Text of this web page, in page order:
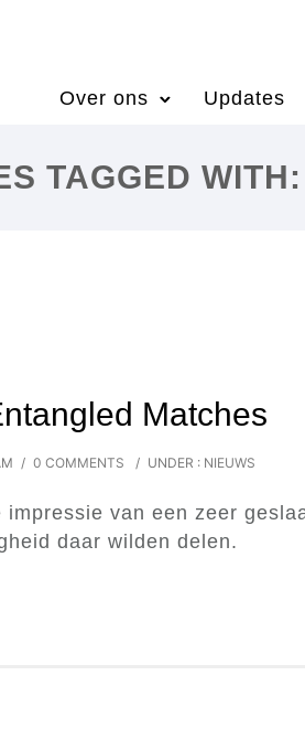
Over ons Updates
TAGGED
Matches
/ 0 COMMENTS / UNDER : NIEUWS
impressie van een zeer
daar wilden delen.